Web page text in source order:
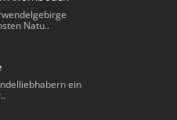
Natu..
ein